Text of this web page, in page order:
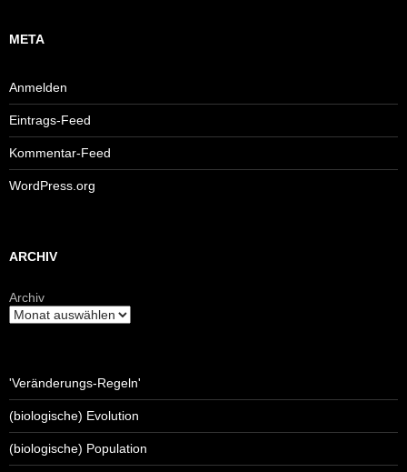
META
Anmelden
Eintrags-Feed
Kommentar-Feed
WordPress.org
ARCHIV
Archiv
'Veränderungs-Regeln'
(biologische) Evolution
(biologische) Population